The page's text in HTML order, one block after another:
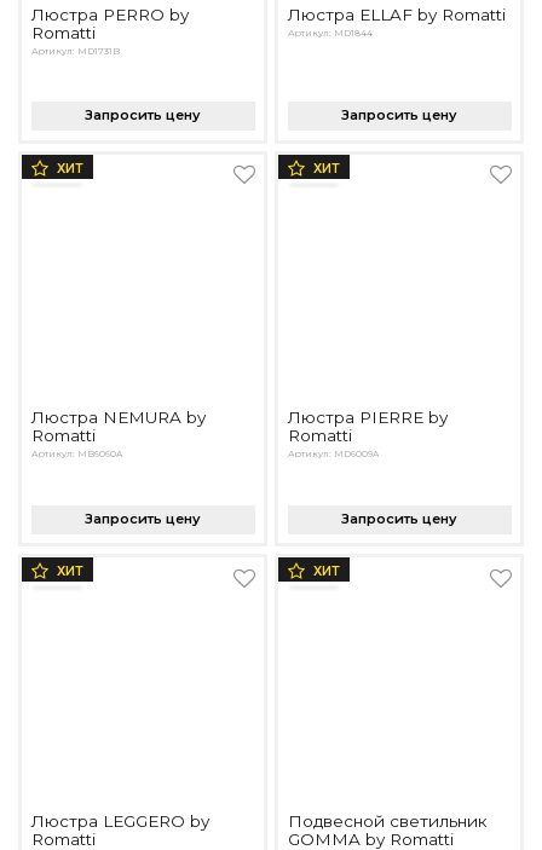
Люстра PERRO by
Romatti
Артикул: MD1731B
Запросить цену
Люстра ELLAF by Romatti
Артикул: MD1844
Запросить цену
ХИТ
Люстра NEMURA by
Romatti
Артикул: MB6060A
Запросить цену
ХИТ
Люстра PIERRE by
Romatti
Артикул: MD6009A
Запросить цену
ХИТ
Люстра LEGGERO by
Romatti
ХИТ
Подвесной светильник
GOMMA by Romatti